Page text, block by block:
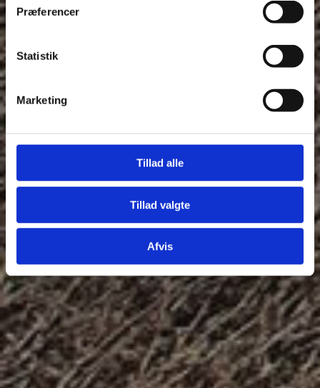
Præferencer
Statistik
Marketing
Tillad alle
Tillad valgte
Afvis